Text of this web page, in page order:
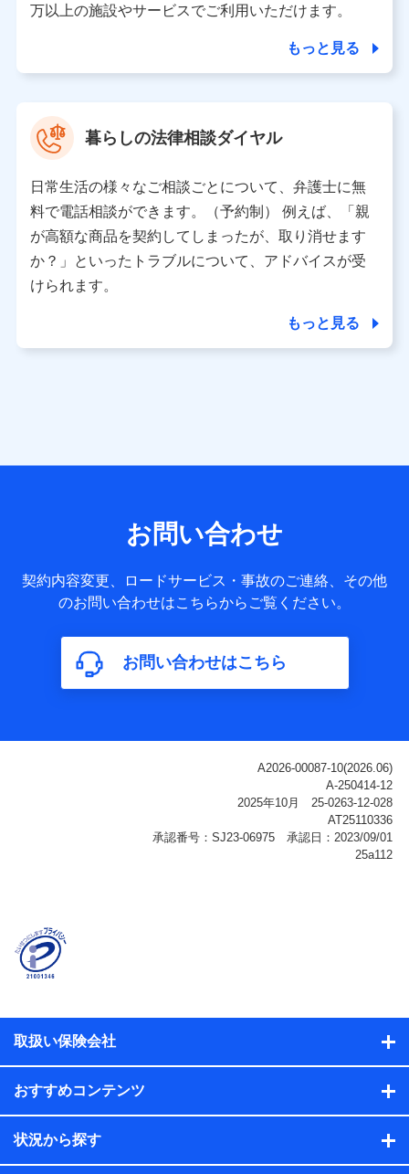
株式会社NTTドコモ 代表取締役社長 前田 義晃
東京都中央区日本橋人形町2-14-10 アーバンネット日本橋
ビル 3F
※ 当社および株式会社NTTドコモは、お客さまの情報を利
データ憲章」に定める行動原則を順守します 。
※ パーソナルデータダッシュボードの「第三者提供の管
理」の設定状態にかかわらず、共同利用する場合がありま
※ dポイントクラブ会員ではないお客さま（2019年12月11
日以降、一度もdポイントクラブ会員であったことがないお
個人データは、こちら の利用目的の範囲内に限って共同利
用します。
サービス提供等を通じて取得した、以下の情報などの個人デ
基本情報
氏名、電話番号、メールアドレス、お客さまの識別子、
属性、連絡先、dポイントサービスのご利用に関する情
構成、住所、dポイント残高、dポイント利用履歴などが
含まれます。
利用情報
ご契約状態・ご利用履歴インターネット利用時の行動に
関する情報、アプリケーション利用時の行動に関する情
報、購入されたサービスや商品の名称・購入場所・決済
に関する情報、アンケートの回答に関する情報などが含
名、住所、生年月日、性別、保険契約者と被保険者の関
係、保険加入の目的、保険商品の内容、保険料、保険料
のお支払方法、車のメーカーや走行距離などの情報、建
ル内容や送信履歴の情報及び保険の更改案内等を提供し
保険契約情報
当社または株式会社NTTドコモ・フィナンシャルグルー
プが取得し、又は保有する保険契約に関する情報。例と
して、保険契約者及び被保険者の氏名、住所、生年月
日、性別、保険契約者と被保険者の関係、保険加入の目
万以上の施設やサービスでご利用いただけます。
もっと見る
暮らしの法律相談ダイヤル
日常生活の様々なご相談ごとについて、弁護士に無
料で電話相談ができます。（予約制） 例えば、「親
が高額な商品を契約してしまったが、取り消せます
か？」といったトラブルについて、アドバイスが受
けられます。
もっと見る
お問い合わせ
契約内容変更、ロードサービス・事故のご連絡、その他
のお問い合わせはこちらからご覧ください。
お問い合わせはこちら
取扱い保険会社
おすすめコンテンツ
状況から探す